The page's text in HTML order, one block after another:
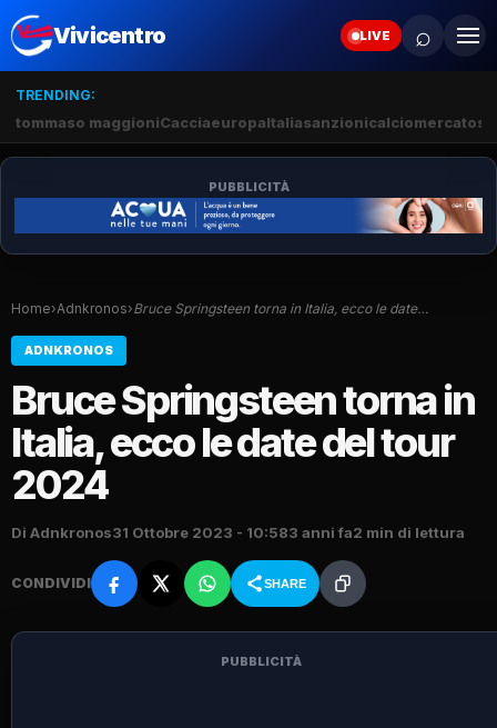
Vivicentro LIVE ⌕
TRENDING:
tommaso maggioniCacciaeuropaItaliasanzionicalciomercato
PUBBLICITÀ
Home›Adnkronos›Bruce Springsteen torna in Italia, ecco le date…
ADNKRONOS
Bruce Springsteen torna in
Italia, ecco le date del tour
2024
Di Adnkronos31 Ottobre 2023 - 10:583 anni fa2 min di lettura
CONDIVIDI SHARE
PUBBLICITÀ